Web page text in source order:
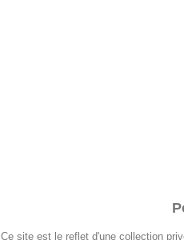
Ce site est le reflet d'une collection